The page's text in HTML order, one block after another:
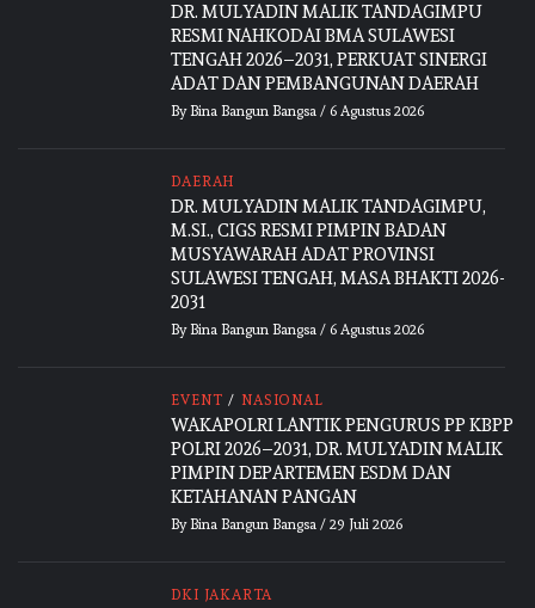
DR. MULYADIN MALIK TANDAGIMPU
RESMI NAHKODAI BMA SULAWESI
TENGAH 2026–2031, PERKUAT SINERGI
ADAT DAN PEMBANGUNAN DAERAH
By Bina Bangun Bangsa/ 6 Agustus 2026
DAERAH
DR. MULYADIN MALIK TANDAGIMPU,
M.SI., CIGS RESMI PIMPIN BADAN
MUSYAWARAH ADAT PROVINSI
SULAWESI TENGAH, MASA BHAKTI 2026-
2031
By Bina Bangun Bangsa/ 6 Agustus 2026
EVENT / NASIONAL
WAKAPOLRI LANTIK PENGURUS PP KBPP
POLRI 2026–2031, DR. MULYADIN MALIK
PIMPIN DEPARTEMEN ESDM DAN
KETAHANAN PANGAN
By Bina Bangun Bangsa/ 29 Juli 2026
DKI JAKARTA